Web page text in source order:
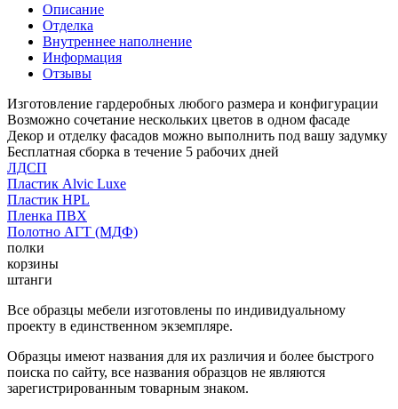
Описание
Отделка
Внутреннее наполнение
Информация
Отзывы
Изготовление гардеробных любого размера и конфигурации
Возможно сочетание нескольких цветов в одном фасаде
Декор и отделку фасадов можно выполнить под вашу задумку
Бесплатная сборка в течение 5 рабочих дней
ЛДСП
Пластик Alvic Luxe
Пластик HPL
Пленка ПВХ
Полотно АГТ (МДФ)
полки
корзины
штанги
Все образцы мебели изготовлены по индивидуальному
проекту в единственном экземпляре.
Образцы имеют названия для их различия и более быстрого
поиска по сайту, все названия образцов не являются
зарегистрированным товарным знаком.